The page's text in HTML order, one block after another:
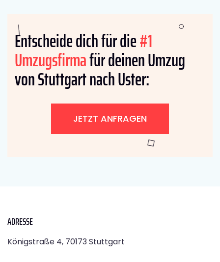
Entscheide dich für die#1
Umzugsfirmafür deinen Umzug
von Stuttgart nach Uster:
JETZT ANFRAGEN
ADRESSE
Königstraße 4, 70173 Stuttgart